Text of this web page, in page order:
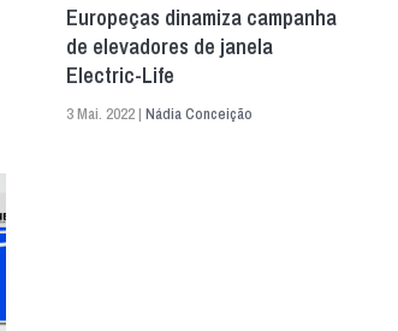
Europeças dinamiza campanha
de elevadores de janela
Electric-Life
3 Mai. 2022 | Nádia Conceição